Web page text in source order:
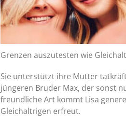
Grenzen auszutesten wie
Sie unterstützt ihre Mutter
jüngeren Bruder Max, der sonst
freundliche Art kommt Lisa
Gleichaltrigen erfreut.